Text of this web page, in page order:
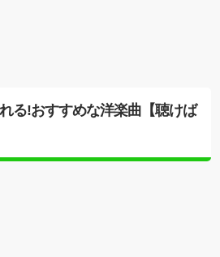
る!おすすめな洋楽曲【聴けば